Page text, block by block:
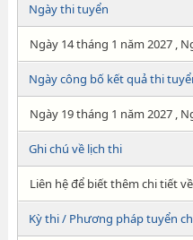
Ngày thi tuyển
Ngày 14 tháng 1 năm 2027 ,
Ngày công bố kết quả thi
Ngày 19 tháng 1 năm 2027 ,
Ghi chú về lịch thi
Liên hệ để biết thêm chi tiết
Kỳ thi / Phương pháp tuyển